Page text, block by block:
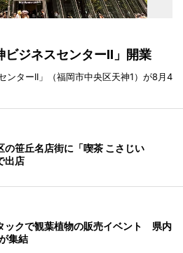
ビジネスセンターII」開業
ンターII」（福岡市中央区天神1）が8月4
の笹丘名店街に「喫茶 こさじい
出店
ックで観葉植物の販売イベント 県内
集結